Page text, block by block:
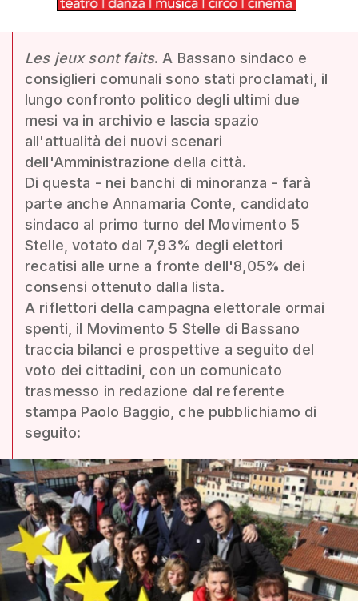
Les jeux sont faits. A Bassano sindaco e
consiglieri comunali sono stati proclamati, il
lungo confronto politico degli ultimi due
mesi va in archivio e lascia spazio
all'attualità dei nuovi scenari
dell'Amministrazione della città.
Di questa - nei banchi di minoranza - farà
parte anche Annamaria Conte, candidato
sindaco al primo turno del Movimento 5
Stelle, votato dal 7,93% degli elettori
recatisi alle urne a fronte dell'8,05% dei
consensi ottenuto dalla lista.
A riflettori della campagna elettorale ormai
spenti, il Movimento 5 Stelle di Bassano
traccia bilanci e prospettive a seguito del
voto dei cittadini, con un comunicato
trasmesso in redazione dal referente
stampa Paolo Baggio, che pubblichiamo di
seguito: